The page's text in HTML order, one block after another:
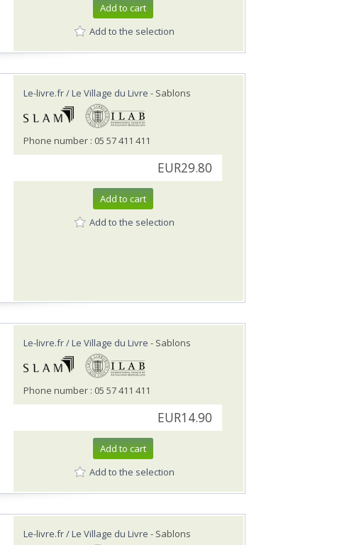
Add to cart
Add to the selection
Le-livre.fr / Le Village du Livre - Sablons
Phone number : 05 57 411 411
EUR29.80
Add to cart
Add to the selection
Le-livre.fr / Le Village du Livre - Sablons
Phone number : 05 57 411 411
EUR14.90
Add to cart
Add to the selection
Le-livre.fr / Le Village du Livre - Sablons